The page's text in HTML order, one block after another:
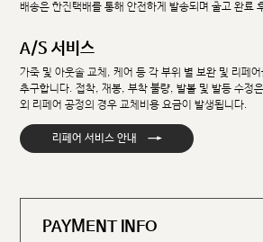
배송은 한진택배를 통해 안전하게 발송되며 출고 완료
A/S 서비스
가죽 및 아웃솔 교체, 케어 등 각 부위 별 보완 및 리페
추구합니다. 접착, 재봉, 부착 불량, 발볼 및 발등 수정
외 리페어 공정의 경우 교체비용 요금이 발생됩니다.
리페어 서비스 안내 →
PAYMENT INFO